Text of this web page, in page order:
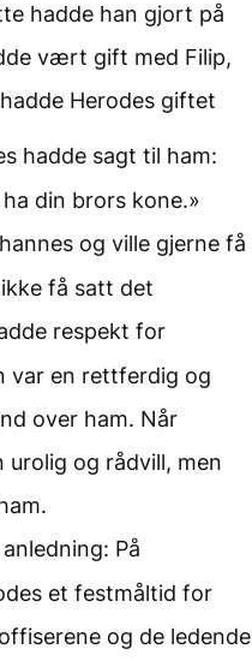
hadde han gjort på
vært gift med Filip,
Herodes giftet
hadde sagt til ham:
din brors kone.»
og ville gjerne få
få satt det
respekt for
var en rettferdig og
over ham. Når
urolig og rådvill, men
På
et festmåltid for
og de ledende